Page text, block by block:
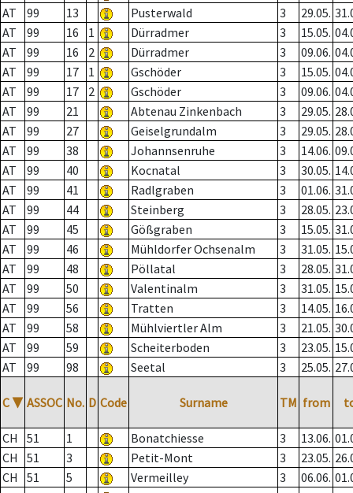
AT
99 13 Pusterwald 3 29.05.
AT
99 16 1 Dürradmer 3 15.05.
AT
99 16 2 Dürradmer 3 09.06.
AT
99 17 1 Gschöder 3 15.05.
AT
99 17 2 Gschöder 3 09.06.
AT
99 21 Abtenau Zinkenbach 3 29.05.
AT
99 27 Geiselgrundalm 3 29.05.
AT
99 38 Johannsenruhe 3 14.06.
AT
99 40 Kocnatal 3 30.05.
AT
99 41 Radlgraben 3 01.06.
AT
99 44 Steinberg 3 28.05.
AT
99 45 Gößgraben 3 15.05.
AT
99 46 Mühldorfer Ochsenalm 3 31.05.
AT
99 48 Pöllatal 3 28.05.
AT
99 50 Valentinalm 3 31.05.
AT
99 56 Tratten 3 14.05.
AT
99 58 Mühlviertler Alm 3 21.05.
AT
99 59 Scheiterboden 3 23.05.
AT
99 98 Seetal 3 25.05.
C ▼ ASSOC No. D Code Surname TM from
CH 51 1 Bonatchiesse 3 13.06.
CH
51 3 Petit-Mont 3 23.05.
CH
51 5 Vermeilley 3 06.06.